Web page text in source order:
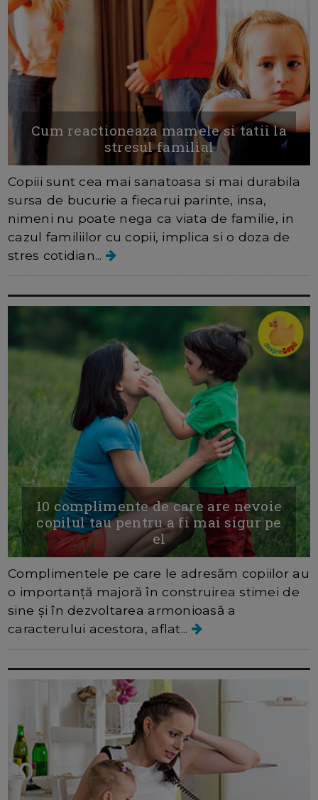
Cum reactioneaza mamele si tatii la
stresul familial
Copiii sunt cea mai sanatoasa si mai durabila
sursa de bucurie a fiecarui parinte, insa,
nimeni nu poate nega ca viata de familie, in
cazul familiilor cu copii, implica si o doza de
stres cotidian...
10 complimente de care are nevoie
copilul tau pentru a fi mai sigur pe
el
Complimentele pe care le adresăm copiilor au
o importanță majoră în construirea stimei de
sine și în dezvoltarea armonioasă a
caracterului acestora, aflat...